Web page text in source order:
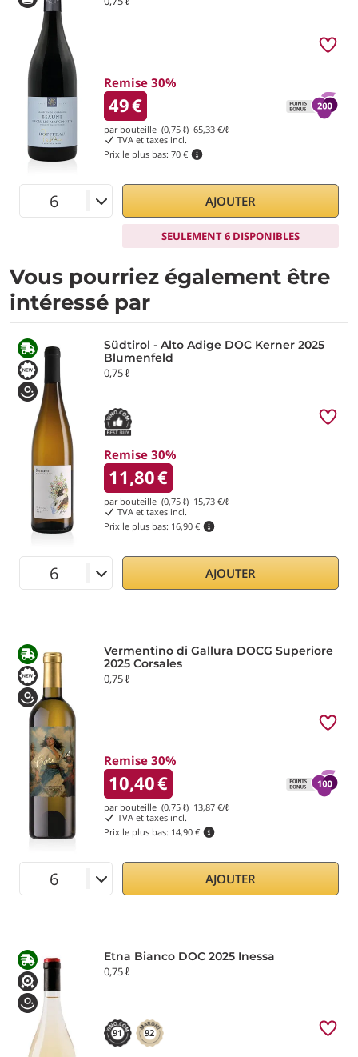
Remise 30%
49€
par bouteille (0,75 ℓ) 65,33 €/ℓ
TVA et taxes incl.
Prix le plus bas: 70 €
AJOUTER
SEULEMENT 6 DISPONIBLES
Vous pourriez également être
intéressé par
Südtirol - Alto Adige DOC Kerner 2025
Blumenfeld
0,75 ℓ
Remise 30%
11,80€
par bouteille (0,75 ℓ) 15,73 €/ℓ
TVA et taxes incl.
Prix le plus bas: 16,90 €
AJOUTER
Vermentino di Gallura DOCG Superiore
2025 Corsales
0,75 ℓ
Remise 30%
10,40€
par bouteille (0,75 ℓ) 13,87 €/ℓ
TVA et taxes incl.
Prix le plus bas: 14,90 €
AJOUTER
Etna Bianco DOC 2025 Inessa
0,75 ℓ
91 92